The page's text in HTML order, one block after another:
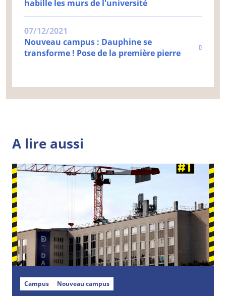
habille les murs de l'université
07/12/2021
Nouveau campus : Dauphine se
transforme ! Pose de la première pierre
A lire aussi
Campus Nouveau campus